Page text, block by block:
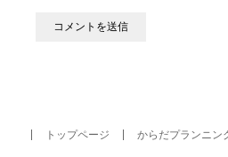
トップページ からだプランニン